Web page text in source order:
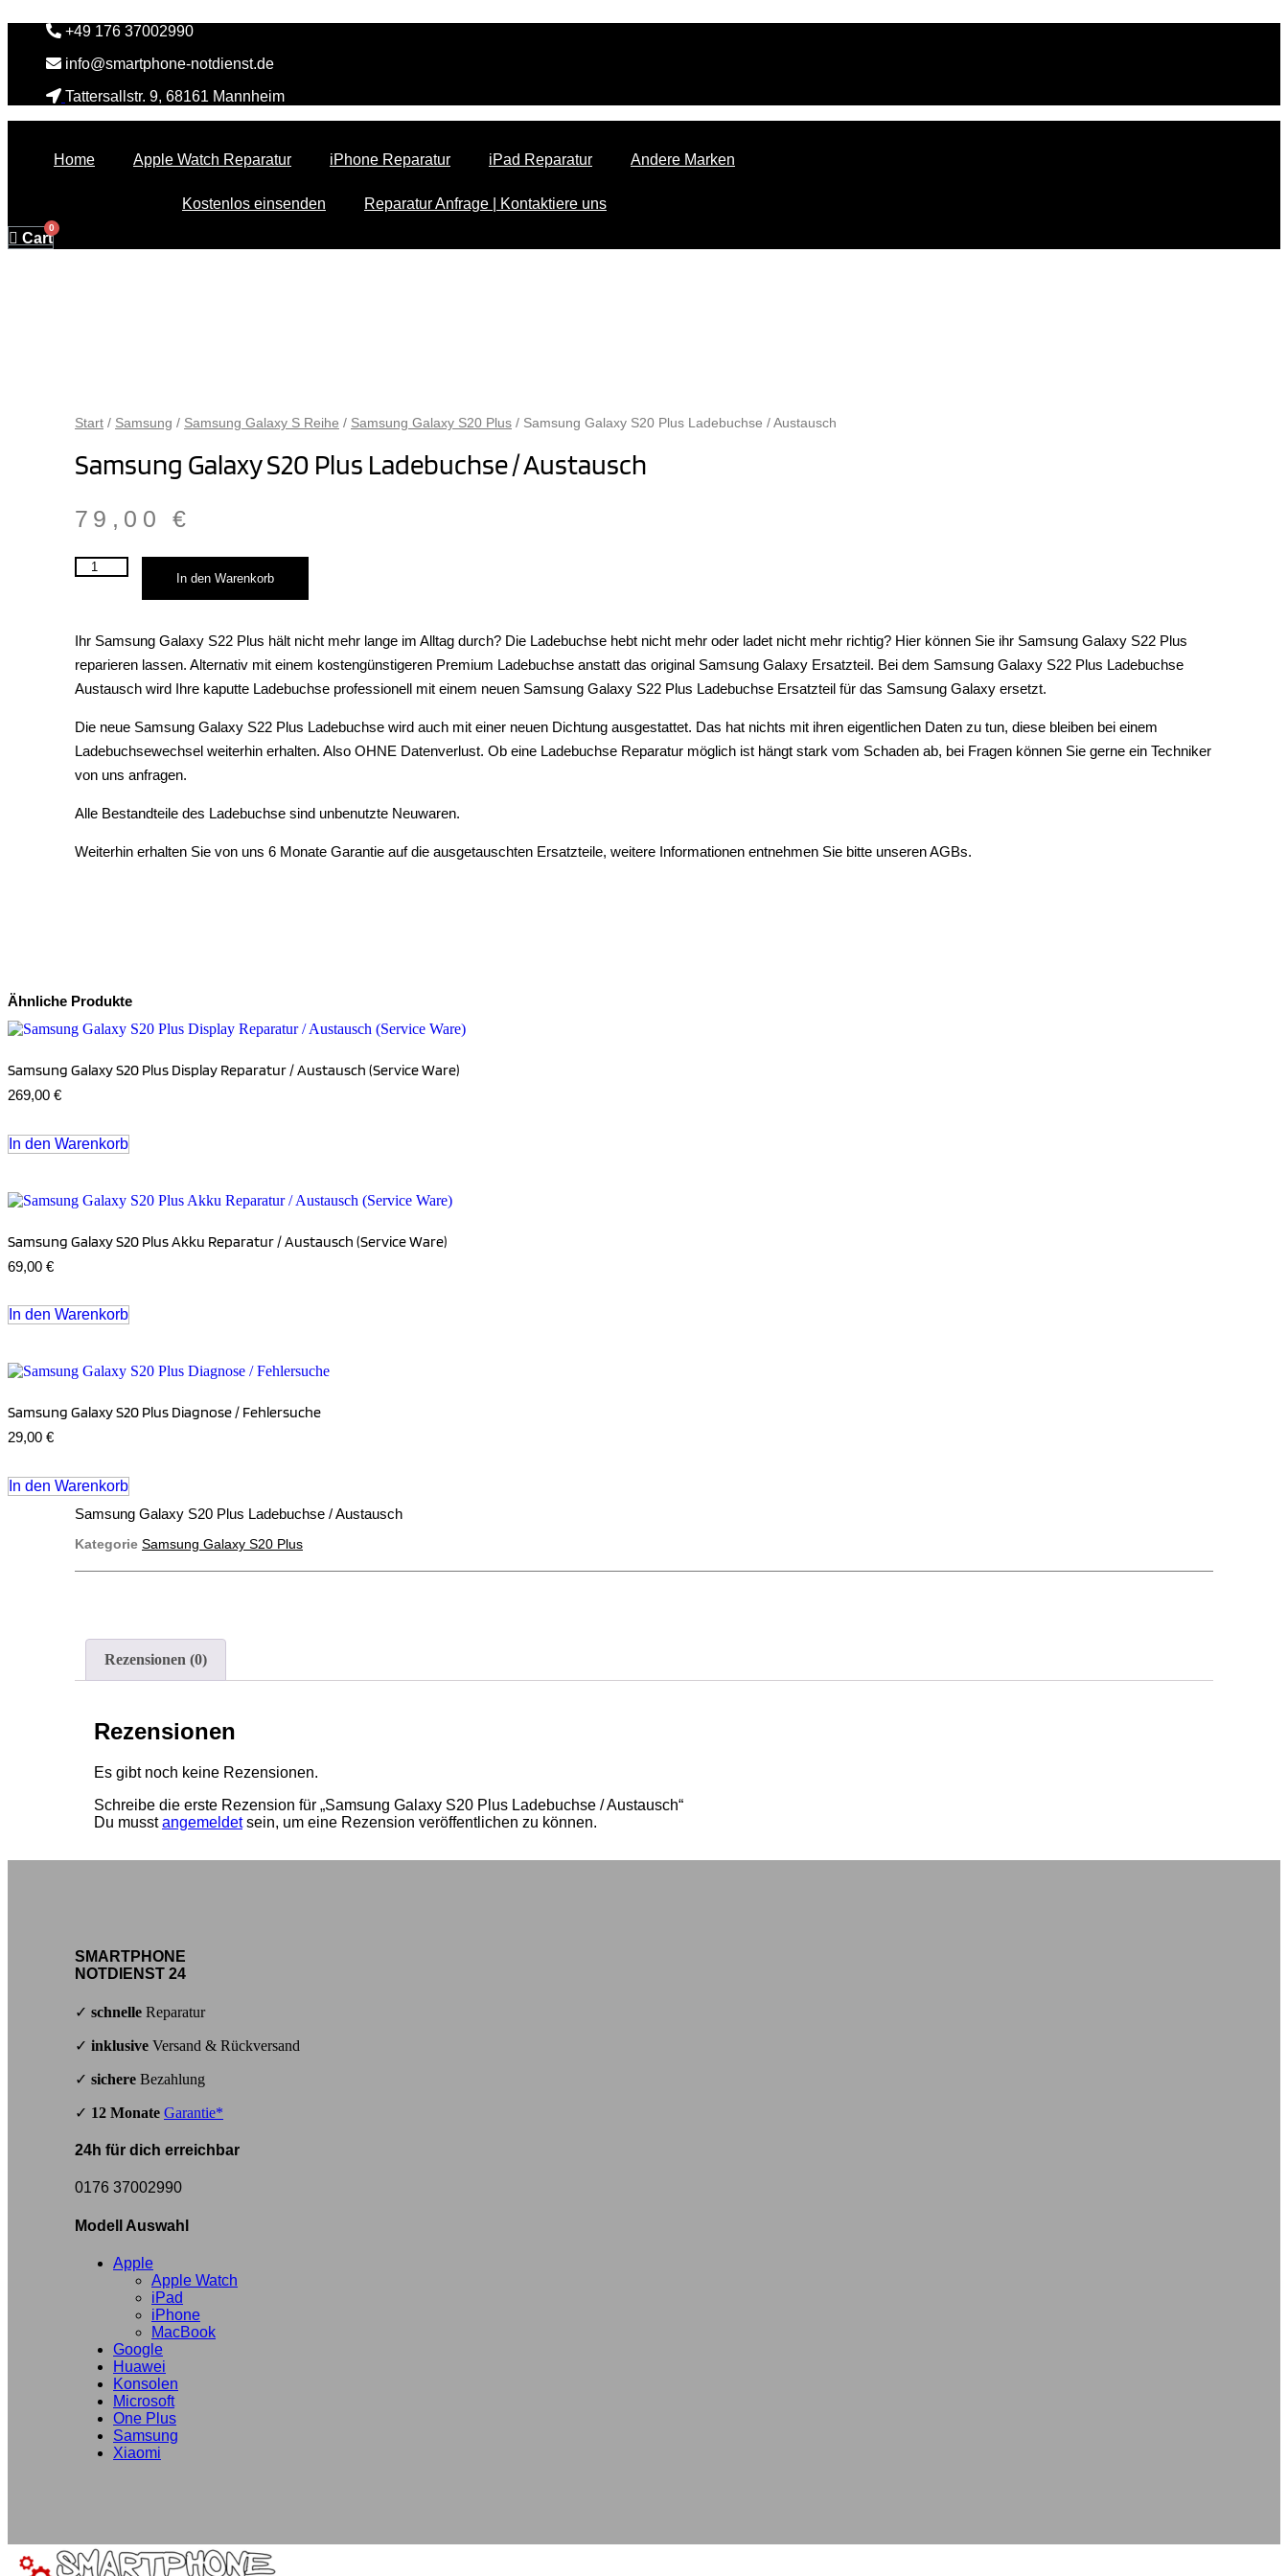
+49 176 37002990
info@smartphone-notdienst.de
Tattersallstr. 9, 68161 Mannheim
Home Apple Watch Reparatur iPhone Reparatur iPad Reparatur Andere Marken
Kostenlos einsenden Reparatur Anfrage | Kontaktiere uns
Cart
Start / Samsung / Samsung Galaxy S Reihe / Samsung Galaxy S20 Plus / Samsung Galaxy S20 Plus Ladebuchse / Austausch
Samsung Galaxy S20 Plus Ladebuchse / Austausch
79,00€
Samsung
Galaxy
Ladebuchse
/
Austausch
Menge
In den Warenkorb
Ihr Samsung Galaxy S22 Plus hält nicht mehr lange im Alltag durch? Die Ladebuchse hebt nicht mehr oder ladet nicht mehr richtig? Hier können Sie ihr Samsung Galaxy S22 Plus
reparieren lassen. Alternativ mit einem kostengünstigeren Premium Ladebuchse anstatt das original Samsung Galaxy Ersatzteil. Bei dem Samsung Galaxy S22 Plus Ladebuchse
Austausch wird Ihre kaputte Ladebuchse professionell mit einem neuen Samsung Galaxy S22 Plus Ladebuchse Ersatzteil für das Samsung Galaxy ersetzt.
Die neue Samsung Galaxy S22 Plus Ladebuchse wird auch mit einer neuen Dichtung ausgestattet. Das hat nichts mit ihren eigentlichen Daten zu tun, diese bleiben bei einem
Ladebuchsewechsel weiterhin erhalten. Also OHNE Datenverlust. Ob eine Ladebuchse Reparatur möglich ist hängt stark vom Schaden ab, bei Fragen können Sie gerne ein Techniker
von uns anfragen.
Alle Bestandteile des Ladebuchse sind unbenutzte Neuwaren.
Weiterhin erhalten Sie von uns 6 Monate Garantie auf die ausgetauschten Ersatzteile, weitere Informationen entnehmen Sie bitte unseren AGBs.
Ähnliche Produkte
Samsung Galaxy S20 Plus Display Reparatur / Austausch (Service Ware)
269,00 €
In den Warenkorb
Samsung Galaxy S20 Plus Akku Reparatur / Austausch (Service Ware)
69,00 €
In den Warenkorb
Samsung Galaxy S20 Plus Diagnose / Fehlersuche
29,00 €
In den Warenkorb
Samsung Galaxy S20 Plus Ladebuchse / Austausch
Kategorie Samsung Galaxy S20 Plus
Rezensionen (0)
Rezensionen
Es gibt noch keine Rezensionen.
Schreibe die erste Rezension für „Samsung Galaxy S20 Plus Ladebuchse / Austausch“
Du musstangemeldetsein, um eine Rezension veröffentlichen zu können.
SMARTPHONE
NOTDIENST 24
✓ schnelle Reparatur
✓ inklusive Versand & Rückversand
✓ sichere Bezahlung
✓ 12 Monate Garantie*
24h für dich erreichbar
0176 37002990
Modell Auswahl
Apple
Apple Watch
iPad
iPhone
MacBook
Google
Huawei
Konsolen
Microsoft
One Plus
Samsung
Xiaomi